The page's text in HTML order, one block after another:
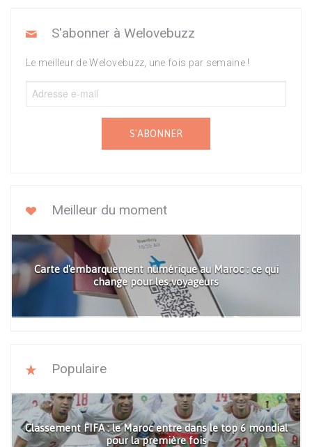
S'abonner à Welovebuzz
Le meilleur de Welovebuzz, une fois par semaine !
S'ABONNER
Meilleur du moment
Carte d'embarquement numérique au Maroc : ce qui
change pour les voyageurs
Populaire
Classement FIFA : le Maroc entre dans le top 6 mondial
pour la première fois